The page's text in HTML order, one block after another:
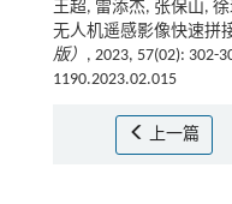
王超, 雷添杰, 张保山,
无人机遥感影像快速拼
版） , 2023, 57(02): 302-
1190.2023.02.015
上一篇